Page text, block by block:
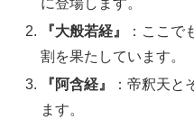
に登場します。
『大般若経』
：ここで
割を果たしています。
『阿含経』
：帝釈天と
ます。